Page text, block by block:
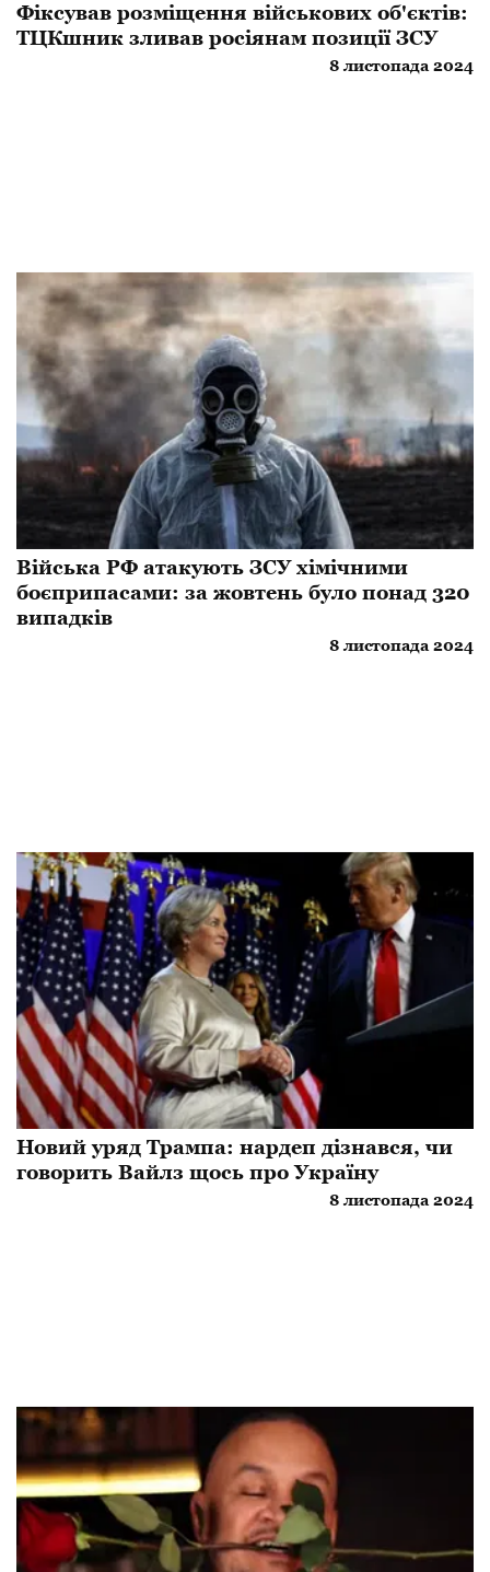
Фіксував розміщення військових об'єктів:
ТЦКшник зливав росіянам позиції ЗСУ
8 листопада 2024
​Війська РФ атакують ЗСУ хімічними
боєприпасами: за жовтень було понад 320
випадків
8 листопада 2024
Новий уряд Трампа: нардеп дізнався, чи
говорить Вайлз щось про Україну
8 листопада 2024